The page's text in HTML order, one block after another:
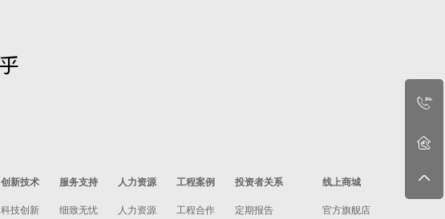
创新技术
科技创新
服务支持
细致无忧
人力资源
人力资源
工程案例
工程合作
投资者关系
定期报告
线上商城
官方旗舰店